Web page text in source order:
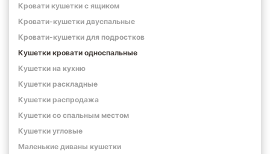
Кровати кушетки с ящиком
Кровати-кушетки двуспальные
Кровати-кушетки для подростков
Кушетки кровати односпальные
Кушетки на кухню
Кушетки раскладные
Кушетки распродажа
Кушетки со спальным местом
Кушетки угловые
Маленькие диваны кушетки